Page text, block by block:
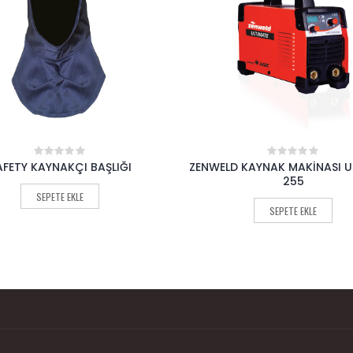
0
of
5
KAYNAK MAKİNASI ULTİMATE
255
SEPETE EKLE
0
out
5
SAFETY KOLLUK DERİ
PROBADY
SEPETE EKLE